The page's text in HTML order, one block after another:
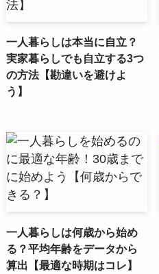
一人暮らしは本当に自立？
実家暮らしでも自立する3つ
の方法【勘違いを避けよ
う】
一人暮らしは何歳から始め
る？平均年齢をデータから
算出【最適な時期はコレ】